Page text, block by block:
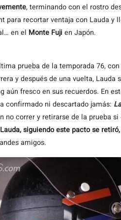
, terminando con el rostro
para recortar ventaja con Lauda y
en el Monte Fuji en Japón.
prueba de la temporada 76,
y después de una vuelta,
aún fresco en sus recuerdos. En
confirmado ni descartado jamás:
no correr y retirarse de la prueba
Lauda, siguiendo este pacto se
amigos.